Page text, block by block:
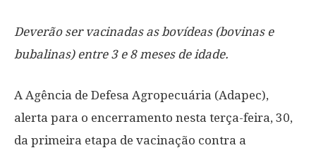
Deverão ser vacinadas as bovídeas (bovinas e
bubalinas) entre 3 e 8 meses de idade.
A Agência de Defesa Agropecuária (Adapec),
alerta para o encerramento nesta terça-feira, 30,
da primeira etapa de vacinação contra a